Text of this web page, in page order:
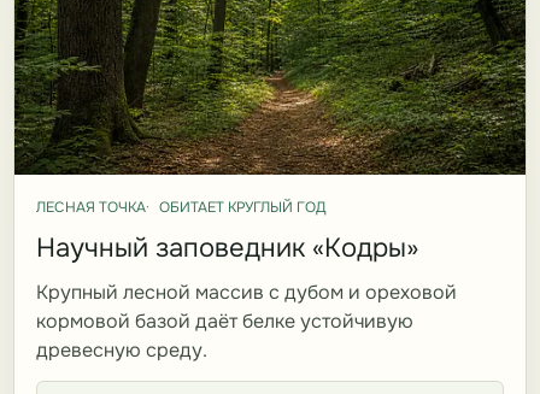
ЛЕСНАЯ ТОЧКА ОБИТАЕТ КРУГЛЫЙ ГОД
Научный заповедник «Кодры»
Крупный лесной массив с дубом и ореховой
кормовой базой даёт белке устойчивую
древесную среду.